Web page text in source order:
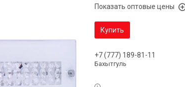
Показать оптовые цены
Купить
+7 (777) 189-81-11
Бахытгуль